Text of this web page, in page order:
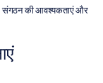
संगठन की आवश्यकताएं और